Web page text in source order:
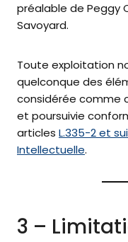
préalable de Peggy
Savoyard.
Toute exploitation
quelconque des
considérée comme
et poursuivie
articles L.335-2 et
Intellectuelle.
3 –